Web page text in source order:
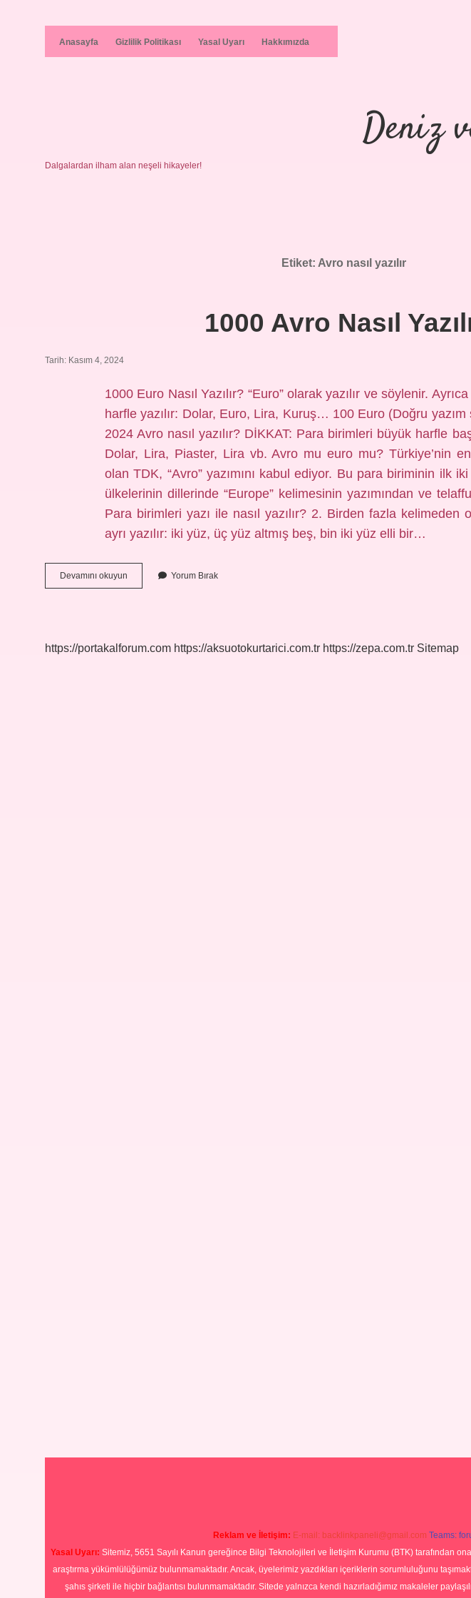
Anasayfa Gizlilik Politikası Yasal Uyarı Hakkımızda
Deniz
Dalgalardan ilham alan neşeli hikayeler!
Etiket: Avro nasıl yazılır
1000 Avro Nasıl
Tarih: Kasım 4, 2024
1000 Euro Nasıl Yazılır? “Euro” olarak yazılır ve söylenir.
harfle yazılır: Dolar, Euro, Lira, Kuruş… 100 Euro (Doğru
2024 Avro nasıl yazılır? DİKKAT: Para birimleri büyük harfle
Dolar, Lira, Piaster, Lira vb. Avro mu euro mu? Türkiye’nin
olan TDK, “Avro” yazımını kabul ediyor. Bu para biriminin ilk
ülkelerinin dillerinde “Europe” kelimesinin yazımından ve
Para birimleri yazı ile nasıl yazılır? 2. Birden fazla kelimeden
ayrı yazılır: iki yüz, üç yüz altmış beş, bin iki yüz elli bir…
Devamını okuyun
Avro
Yorum Bırak
https://portakalforum.com https://aksuotokurtarici.com.tr https://zepa.com.tr Sitemap
Reklam ve İletişim: E-mail: backlinkpaneli@gmail.com Teams:
Yasal Uyarı: Sitemiz, 5651 Sayılı Kanun gereğince Bilgi Teknolojileri ve İletişim Kurumu (BTK) tarafından
araştırma yükümlülüğümüz bulunmamaktadır. Ancak, üyelerimiz yazdıkları içeriklerin sorumluluğunu
şahıs şirketi ile hiçbir bağlantısı bulunmamaktadır. Sitede yalnızca kendi hazırladığımız makaleler